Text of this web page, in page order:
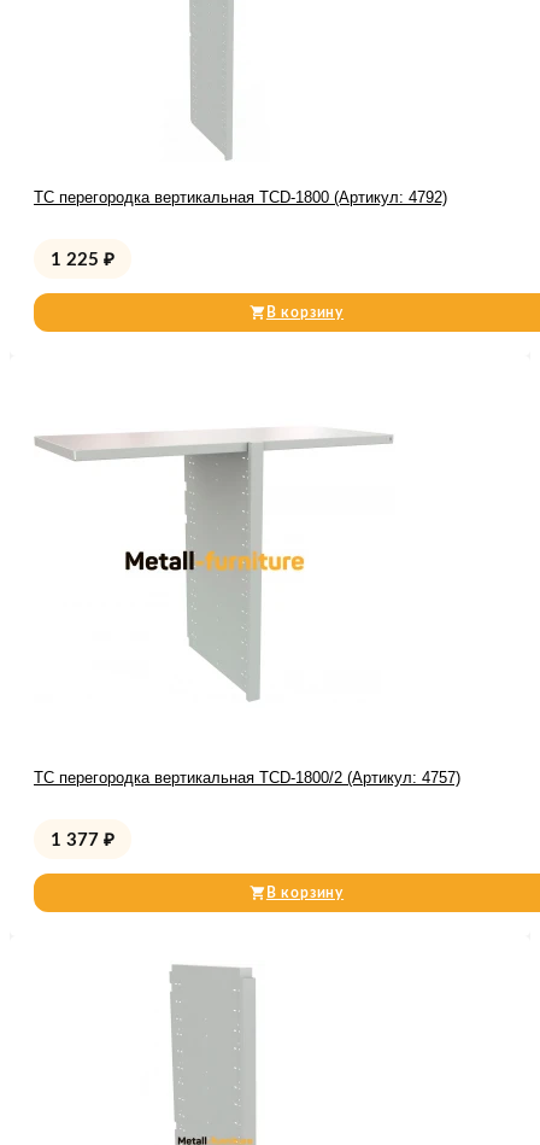
TC перегородка вертикальная TCD-1800 (Артикул: 4792)
1 225 ₽
В корзину
TC перегородка вертикальная TCD-1800/2 (Артикул: 4757)
1 377 ₽
В корзину